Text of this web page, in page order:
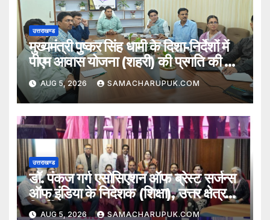
उत्तराखण्ड
मुख्यमंत्री पुष्कर सिंह धामी के दिशा-निर्देशों में
पीएम आवास योजना (शहरी) की प्रगति की हुई
समीक्षा
AUG 5, 2026 SAMACHARUPUK.COM
उत्तराखण्ड
डॉ. पंकज गर्ग एसोसिएशन ऑफ ब्रेस्ट सर्जन्स
ऑफ इंडिया के निदेशक (शिक्षा), उत्तर क्षेत्र
निर्वाचित
AUG 5, 2026 SAMACHARUPUK.COM